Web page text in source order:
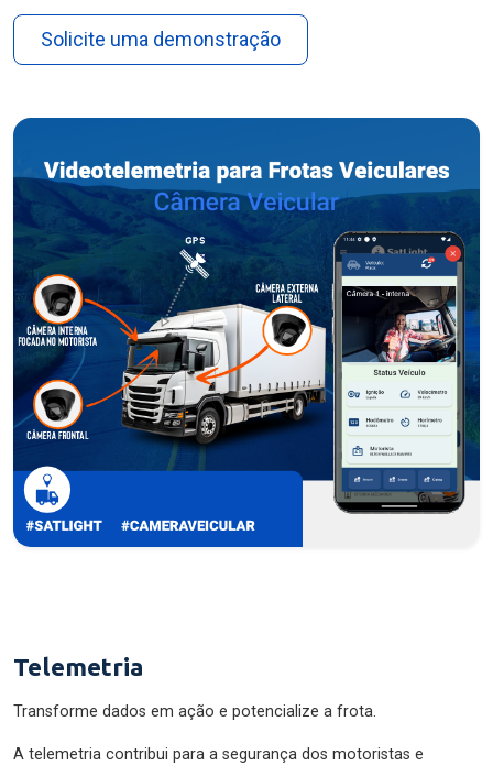
Solicite uma demonstração
Telemetria
Transforme dados em ação e potencialize a frota.
A telemetria contribui para a segurança dos motoristas e